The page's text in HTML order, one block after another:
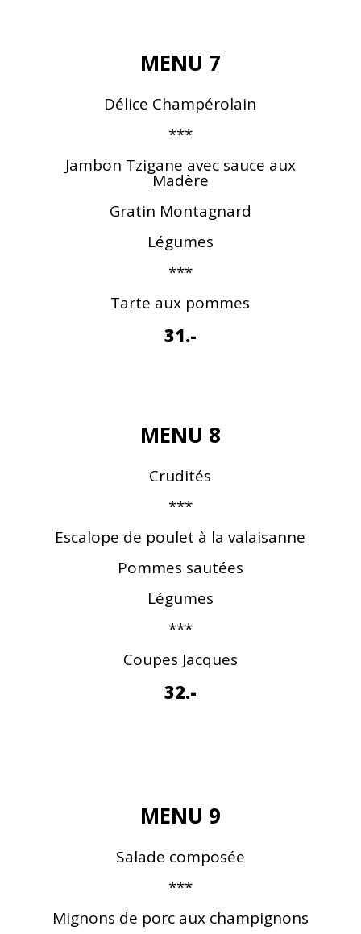
MENU 7
Délice Champérolain
***
Jambon Tzigane avec sauce aux
Madère
Gratin Montagnard
Légumes
***
Tarte aux pommes
31.-
MENU 8
Crudités
***
Escalope de poulet à la valaisanne
Pommes sautées
Légumes
***
Coupes Jacques
32.-
MENU 9
Salade composée
***
Mignons de porc aux champignons